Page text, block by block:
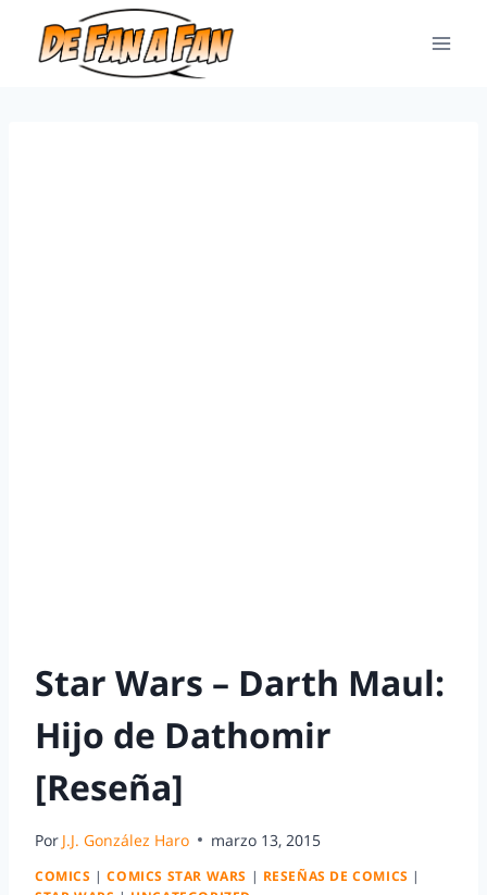
Star Wars – Darth Maul:
Hijo de Dathomir
[Reseña]
Por J.J. González Haro marzo 13, 2015
COMICS |COMICS STAR WARS | RESEÑAS DE COMICS |